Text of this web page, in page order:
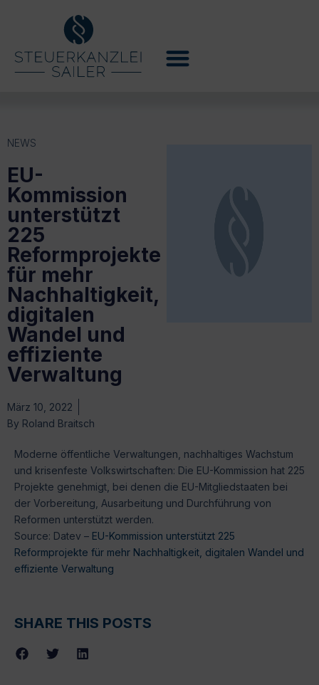
NEWS
EU-
Kommission
unterstützt
225
Reformprojekte
für mehr
Nachhaltigkeit,
digitalen
Wandel und
effiziente
Verwaltung
März 10, 2022
By Roland Braitsch
Moderne öffentliche Verwaltungen, nachhaltiges Wachstum
und krisenfeste Volkswirtschaften: Die EU-Kommission hat 225
Projekte genehmigt, bei denen die EU-Mitgliedstaaten bei
der Vorbereitung, Ausarbeitung und Durchführung von
Reformen unterstützt werden.
Source: Datev – EU-Kommission unterstützt 225
Reformprojekte für mehr Nachhaltigkeit, digitalen Wandel und
effiziente Verwaltung
SHARE THIS POSTS